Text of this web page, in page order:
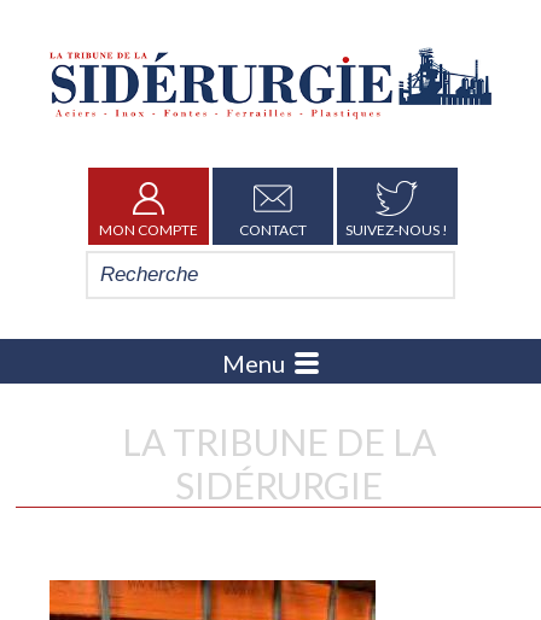
MON COMPTE CONTACT SUIVEZ-NOUS !
Menu
LA TRIBUNE DE LA
SIDÉRURGIE